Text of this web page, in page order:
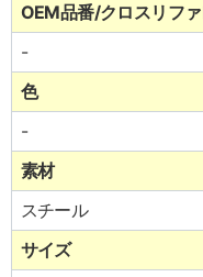
OEM品番/クロスリフ
-
色
-
素材
スチール
サイズ